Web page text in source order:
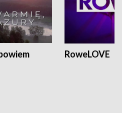
RoweLOVE